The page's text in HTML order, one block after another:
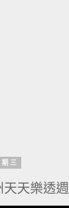
三
天天樂透